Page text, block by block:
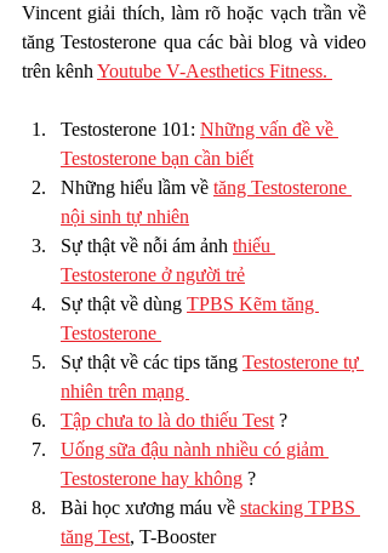
Vincent giải thích, làm rõ hoặc vạch trần về
tăng Testosterone qua các bài blog và video
trên kênh Youtube V-Aesthetics Fitness.
Testosterone 101: Những vấn đề về
Testosterone bạn cần biết
Những hiểu lầm về tăng Testosterone
nội sinh tự nhiên
Sự thật về nỗi ám ảnh thiếu
Testosterone ở người trẻ
Sự thật về dùng TPBS Kẽm tăng
Testosterone
Sự thật về các tips tăng Testosterone tự
nhiên trên mạng
Tập chưa to là do thiếu Test ?
Uống sữa đậu nành nhiều có giảm
Testosterone hay không ?
Bài học xương máu về stacking TPBS
tăng Test, T-Booster